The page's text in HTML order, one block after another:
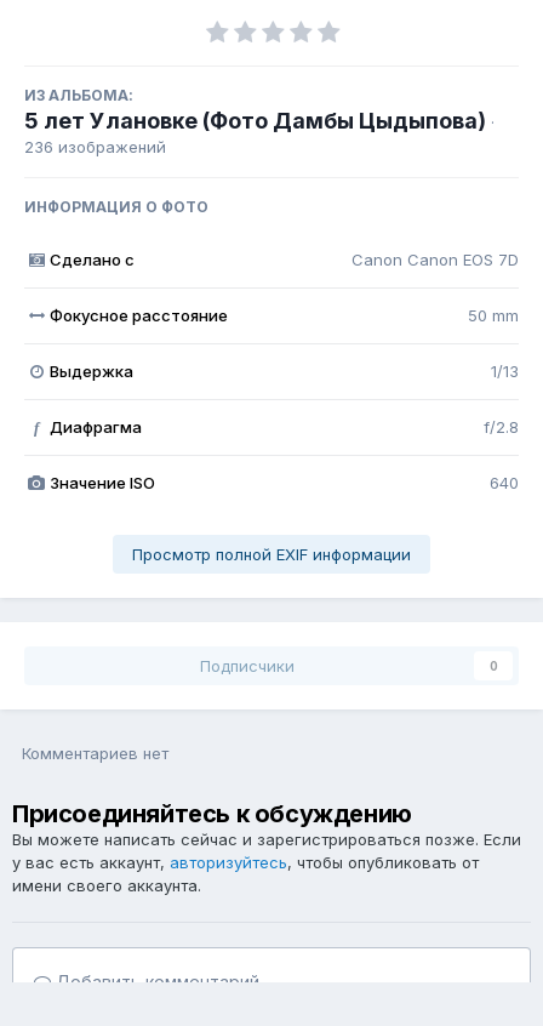
ИЗ АЛЬБОМА:
5 лет Улановке (Фото Дамбы Цыдыпова) ·
236 изображений
ИНФОРМАЦИЯ О ФОТО
Сделано с Canon Canon EOS 7D
Фокусное расстояние 50 mm
Выдержка 1/13
f Диафрагма f/2.8
Значение ISO 640
Просмотр полной EXIF информации
Подписчики 0
Комментариев нет
Присоединяйтесь к обсуждению
Вы можете написать сейчас и зарегистрироваться позже. Если
у вас есть аккаунт, авторизуйтесь, чтобы опубликовать от
имени своего аккаунта.
Добавить комментарий...